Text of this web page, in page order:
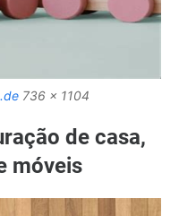
736 x 1104
de casa,
móveis